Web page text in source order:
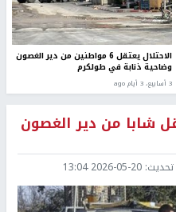
الاحتلال يعتقل 6 مواطنين من دير الغصون
وضاحية ذنابة في طولكرم
3 أسابيع، 3 أيام ago
شابا من دير الغصون
تحديث: 2026-05-20 13:04